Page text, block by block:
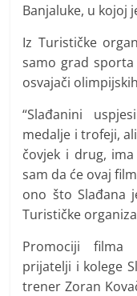
Banjaluke, u kojoj
Iz Turističke
samo grad
osvajači
“Slađanini
medalje i trofeji,
čovjek i drug,
sam da će ovaj
ono što Slađana
Turističke
Promociji filma
prijatelji i kolege
trener Zoran